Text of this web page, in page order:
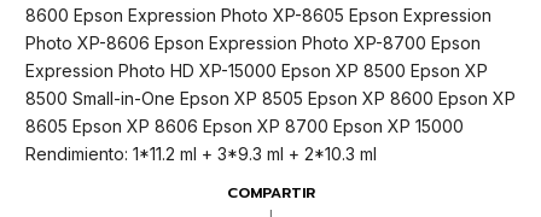
8600 Epson Expression Photo XP-8605 Epson Expression
Photo XP-8606 Epson Expression Photo XP-8700 Epson
Expression Photo HD XP-15000 Epson XP 8500 Epson XP
8500 Small-in-One Epson XP 8505 Epson XP 8600 Epson XP
8605 Epson XP 8606 Epson XP 8700 Epson XP 15000
Rendimiento: 1*11.2 ml + 3*9.3 ml + 2*10.3 ml
COMPARTIR